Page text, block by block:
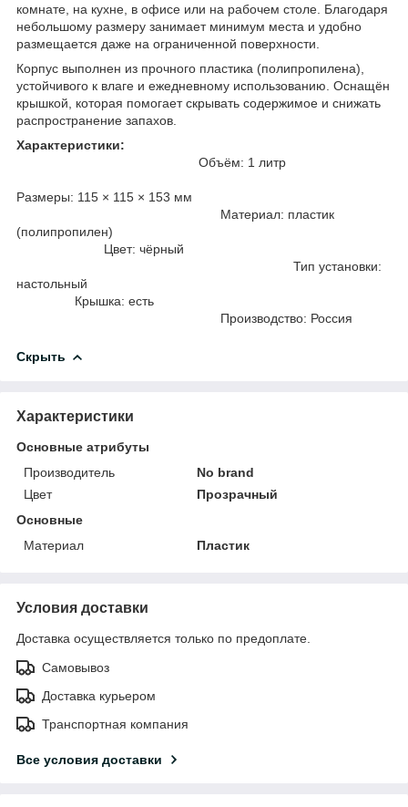
комнате, на кухне, в офисе или на рабочем столе. Благодаря
небольшому размеру занимает минимум места и удобно
размещается даже на ограниченной поверхности.
Корпус выполнен из прочного пластика (полипропилена),
устойчивого к влаге и ежедневному использованию. Оснащён
крышкой, которая помогает скрывать содержимое и снижать
распространение запахов.
Характеристики:
Объём: 1 литр
Размеры: 115 × 115 × 153 мм
Материал: пластик
(полипропилен)
Цвет: чёрный
Тип установки:
настольный
Крышка: есть
Производство: Россия
Скрыть
Характеристики
Основные атрибуты
Производитель
No brand
Цвет
Прозрачный
Основные
Материал
Пластик
Условия доставки
Доставка осуществляется только по предоплате.
Самовывоз
Доставка курьером
Транспортная компания
Все условия доставки